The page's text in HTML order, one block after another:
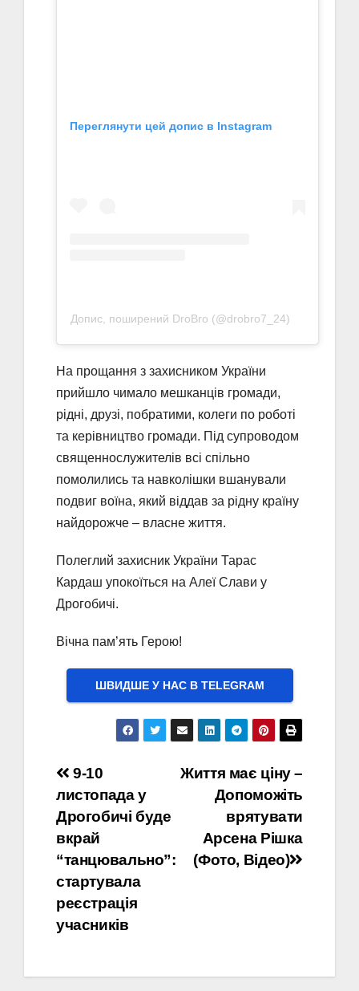
Переглянути цей допис в Instagram
Допис, поширений DroBro (@drobro7_24)
На прощання з захисником України
прийшло чимало мешканців громади,
рідні, друзі, побратими, колеги по роботі
та керівництво громади. Під супроводом
священнослужителів всі спільно
помолились та навколішки вшанували
подвиг воїна, який віддав за рідну країну
найдорожче – власне життя.
Полеглий захисник України Тарас
Кардаш упокоїться на Алеї Слави у
Дрогобичі.
Вічна пам’ять Герою!
ШВИДШЕ У НАС В ТELEGRAM
Навігація
записів
Життя має ціну –
Допоможіть
врятувати
Арсена Рішка
(Фото, Відео)
9-10
листопада у
Дрогобичі буде
вкрай
“танцювально”:
стартувала
реєстрація
учасників